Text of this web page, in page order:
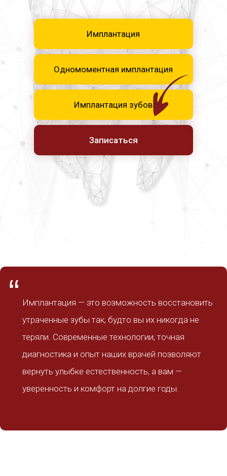
Записаться
Одномоментная имплантация
Имплантация
Имплантация зубов
“ Имплантация — это возможность восстановить
утраченные зубы так, будто вы их никогда не
теряли. Современные технологии, точная
диагностика и опыт наших врачей позволяют
вернуть улыбке естественность, а вам —
уверенность и комфорт на долгие годы.